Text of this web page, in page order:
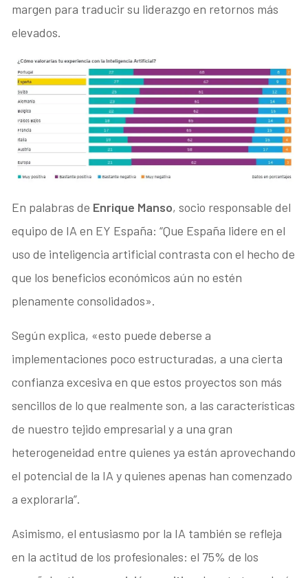
margen para traducir su liderazgo en retornos más
elevados.
En palabras de Enrique Manso, socio responsable del
equipo de IA en EY España: “Que España lidere en el
uso de inteligencia artificial contrasta con el hecho de
que los beneficios económicos aún no estén
plenamente consolidados».
Según explica, «esto puede deberse a
implementaciones poco estructuradas, a una cierta
confianza excesiva en que estos proyectos son más
sencillos de lo que realmente son, a las características
de nuestro tejido empresarial y a una gran
heterogeneidad entre quienes ya están aprovechando
el potencial de la IA y quienes apenas han comenzado
a explorarla”.
Asimismo, el entusiasmo por la IA también se refleja
en la actitud de los profesionales: el 75% de los